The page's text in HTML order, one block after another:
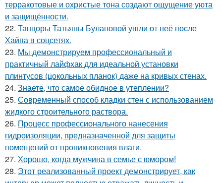
терракотовые и охристые тона создают ощущение уюта
и защищённости.
22. Танцоры Татьяны Булановой ушли от неё после
Хайпа в соцсетях.
23. Мы демонстрируем профессиональный и
практичный лайфхак для идеальной установки
плинтусов (цокольных планок) даже на кривых стенах.
24. Знаете, что самое обидное в утеплении?
25. Современный способ кладки стен с использованием
жидкого строительного раствора.
26. Процесс профессионального нанесения
гидроизоляции, предназначенной для защиты
помещений от проникновения влаги.
27. Хорошо, когда мужчина в семье с юмором!
28. Этот реализованный проект демонстрирует, как